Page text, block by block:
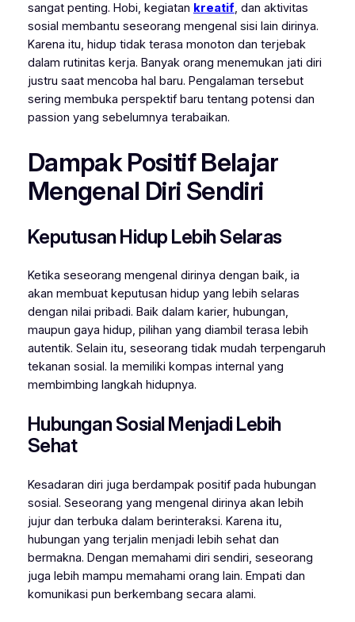
sangat penting. Hobi, kegiatan kreatif, dan aktivitas
sosial membantu seseorang mengenal sisi lain dirinya.
Karena itu, hidup tidak terasa monoton dan terjebak
dalam rutinitas kerja. Banyak orang menemukan jati diri
justru saat mencoba hal baru. Pengalaman tersebut
sering membuka perspektif baru tentang potensi dan
passion yang sebelumnya terabaikan.
Dampak Positif Belajar
Mengenal Diri Sendiri
Keputusan Hidup Lebih Selaras
Ketika seseorang mengenal dirinya dengan baik, ia
akan membuat keputusan hidup yang lebih selaras
dengan nilai pribadi. Baik dalam karier, hubungan,
maupun gaya hidup, pilihan yang diambil terasa lebih
autentik. Selain itu, seseorang tidak mudah terpengaruh
tekanan sosial. Ia memiliki kompas internal yang
membimbing langkah hidupnya.
Hubungan Sosial Menjadi Lebih
Sehat
Kesadaran diri juga berdampak positif pada hubungan
sosial. Seseorang yang mengenal dirinya akan lebih
jujur dan terbuka dalam berinteraksi. Karena itu,
hubungan yang terjalin menjadi lebih sehat dan
bermakna. Dengan memahami diri sendiri, seseorang
juga lebih mampu memahami orang lain. Empati dan
komunikasi pun berkembang secara alami.